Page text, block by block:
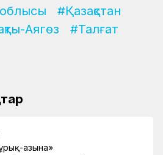
#Қазақстан
Аягөз
#Талғат
Қазына»